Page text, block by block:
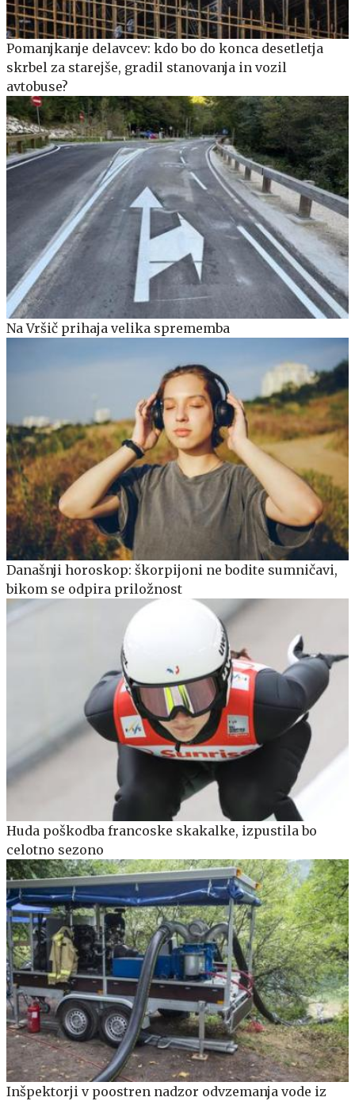
Pomanjkanje delavcev: kdo bo do konca desetletja
skrbel za starejše, gradil stanovanja in vozil
avtobuse?
Na Vršič prihaja velika sprememba
Današnji horoskop: škorpijoni ne bodite sumničavi,
bikom se odpira priložnost
Huda poškodba francoske skakalke, izpustila bo
celotno sezono
Inšpektorji v poostren nadzor odvzemanja vode iz